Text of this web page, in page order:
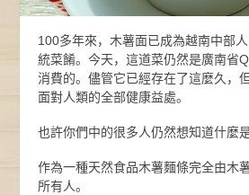
100多年來，木薯面已成為越南中部
統菜餚。今天，這道菜仍然是廣南省
消費的。儘管它已經存在了這麼久，
面對人類的全部健康益處。
也許你們中的很多人仍然想知道什麼
作為一種天然食品木薯麵條完全由木
所有人。